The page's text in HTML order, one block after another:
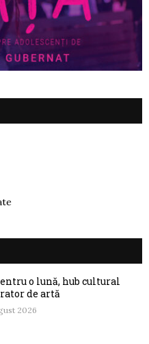
o lună, hub cultural
de artă
2026